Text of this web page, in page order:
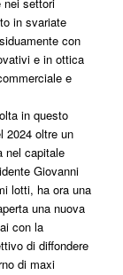
in svariate
con
e in ottica
e
in questo
2024 oltre un
nel capitale
Giovanni
lotti, ha ora una
una nuova
con la
di diffondere
di maxi